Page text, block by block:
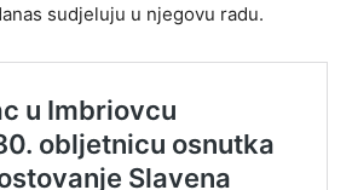
sudjeluju u njegovu radu.